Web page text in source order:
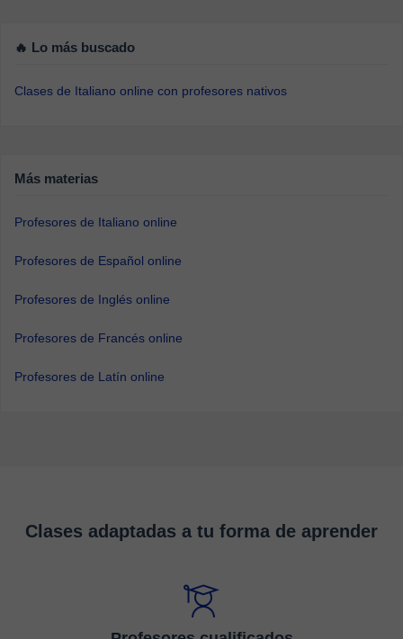
🔥 Lo más buscado
Clases de Italiano online con profesores nativos
Más materias
Profesores de Italiano online
Profesores de Español online
Profesores de Inglés online
Profesores de Francés online
Profesores de Latín online
Clases adaptadas a tu forma de aprender